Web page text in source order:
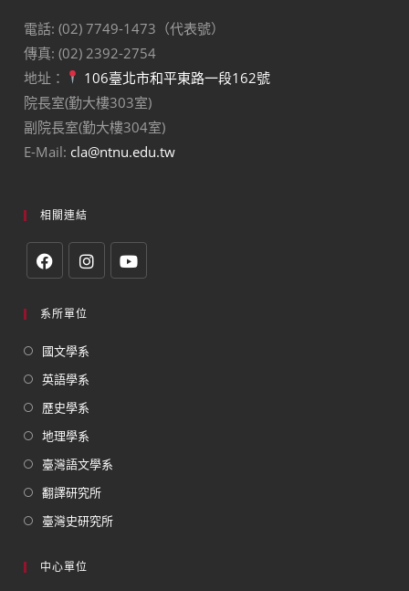
電話: (02) 7749-1473（代表號）
傳真: (02) 2392-2754
地址：
106臺北市和平東路一段162號
院長室(勤大樓303室)
副院長室(勤大樓304室)
E-Mail: cla@ntnu.edu.tw
相關連結
系所單位
國文學系
英語學系
歷史學系
地理學系
臺灣語文學系
翻譯研究所
臺灣史研究所
中心單位